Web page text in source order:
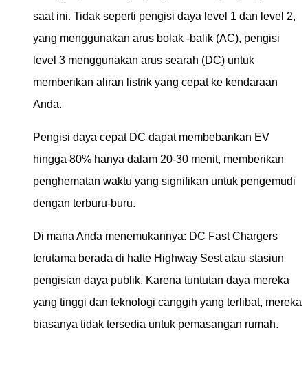
saat ini. Tidak seperti pengisi daya level 1 dan level 2,
yang menggunakan arus bolak -balik (AC), pengisi
level 3 menggunakan arus searah (DC) untuk
memberikan aliran listrik yang cepat ke kendaraan
Anda.
Pengisi daya cepat DC dapat membebankan EV
hingga 80% hanya dalam 20-30 menit, memberikan
penghematan waktu yang signifikan untuk pengemudi
dengan terburu-buru.
Di mana Anda menemukannya: DC Fast Chargers
terutama berada di halte Highway Sest atau stasiun
pengisian daya publik. Karena tuntutan daya mereka
yang tinggi dan teknologi canggih yang terlibat, mereka
biasanya tidak tersedia untuk pemasangan rumah.